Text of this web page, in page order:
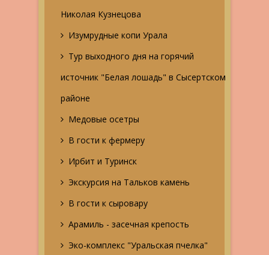
Николая Кузнецова
Изумрудные копи Урала
Тур выходного дня на горячий
источник "Белая лошадь" в Сысертском
районе
Медовые осетры
В гости к фермеру
Ирбит и Туринск
Экскурсия на Тальков камень
В гости к сыровару
Арамиль - засечная крепость
Эко-комплекс "Уральская пчелка"